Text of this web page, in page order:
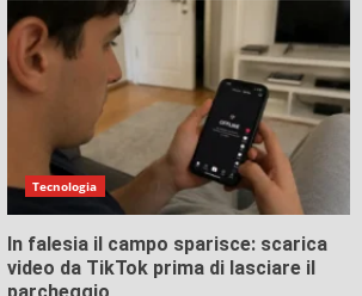
Tecnologia
In falesia il campo sparisce: scarica
video da TikTok prima di lasciare il